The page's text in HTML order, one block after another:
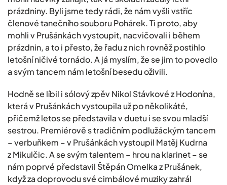
prázdniny. Byli jsme tedy rádi, že nám vyšli vstříc
členové tanečního souboru Pohárek. Ti proto, aby
mohli v Prušánkách vystoupit, nacvičovali i během
prázdnin, a to i přesto, že řadu z nich rovněž postihlo
letošní ničivé tornádo. A já myslím, že se jim to povedlo
a svým tancem nám letošní besedu oživili.
Hodně se líbil i sólový zpěv Nikol Stávkové z Hodonína,
která v Prušánkách vystoupila už po několikáté,
přičemž letos se představila v duetu i se svou mladší
sestrou. Premiérově s tradičním podlužáckým tancem
– verbuňkem – v Prušánkách vystoupil Matěj Kudrna
z Mikulčic. A se svým talentem – hrou na klarinet – se
nám poprvé představil Štěpán Omelka z Prušánek,
když za doprovodu své cimbálové muziky zahrál